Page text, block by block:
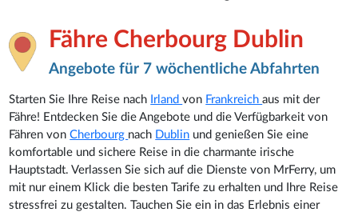
Fähre Cherbourg Dublin
Angebote für 7 wöchentliche Abfahrten
Starten Sie Ihre Reise nach Irlandvon Frankreichaus mit der
Fähre! Entdecken Sie die Angebote und die Verfügbarkeit von
Fähren vonCherbourg nach Dublin und genießen Sie eine
komfortable und sichere Reise in die charmante irische
Hauptstadt. Verlassen Sie sich auf die Dienste von MrFerry, um
mit nur einem Klick die besten Tarife zu erhalten und Ihre Reise
stressfrei zu gestalten. Tauchen Sie ein in das Erlebnis einer